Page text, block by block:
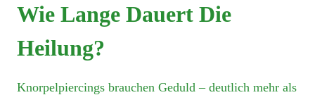
Wie Lange Dauert Die
Heilung?
Knorpelpiercings brauchen Geduld – deutlich mehr als